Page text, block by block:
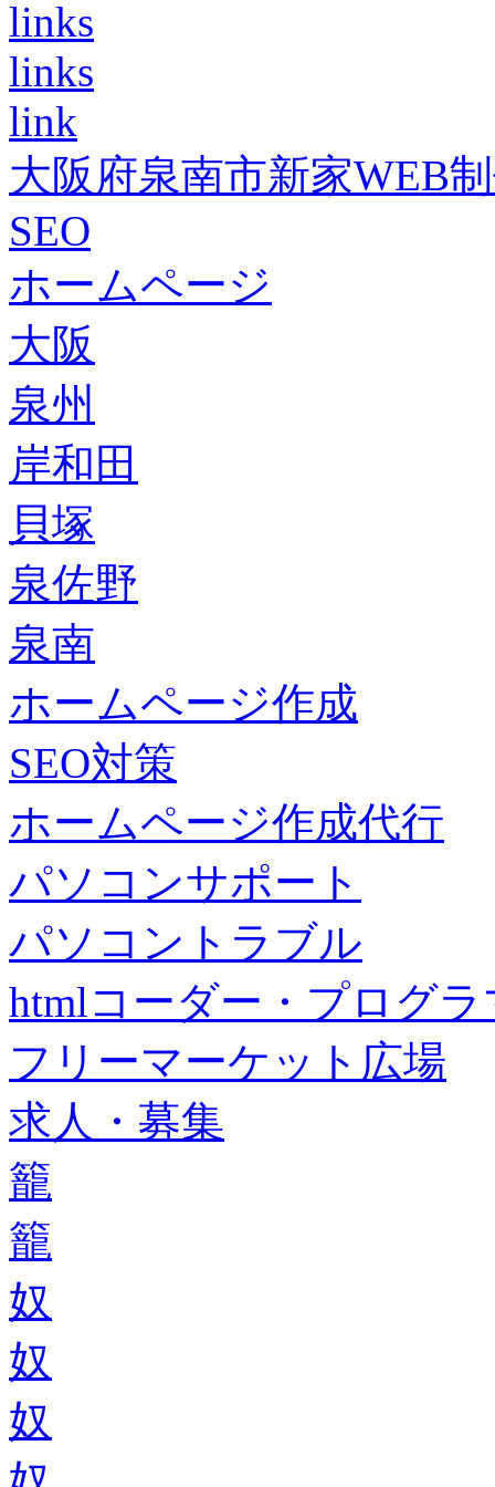
links
links
link
大阪府泉南市新家WEB
SEO
ホームページ
大阪
泉州
岸和田
貝塚
泉佐野
泉南
ホームページ作成
SEO対策
ホームページ作成代行
パソコンサポート
パソコントラブル
htmlコーダー・プログラ
フリーマーケット広場
求人・募集
籠
籠
奴
奴
奴